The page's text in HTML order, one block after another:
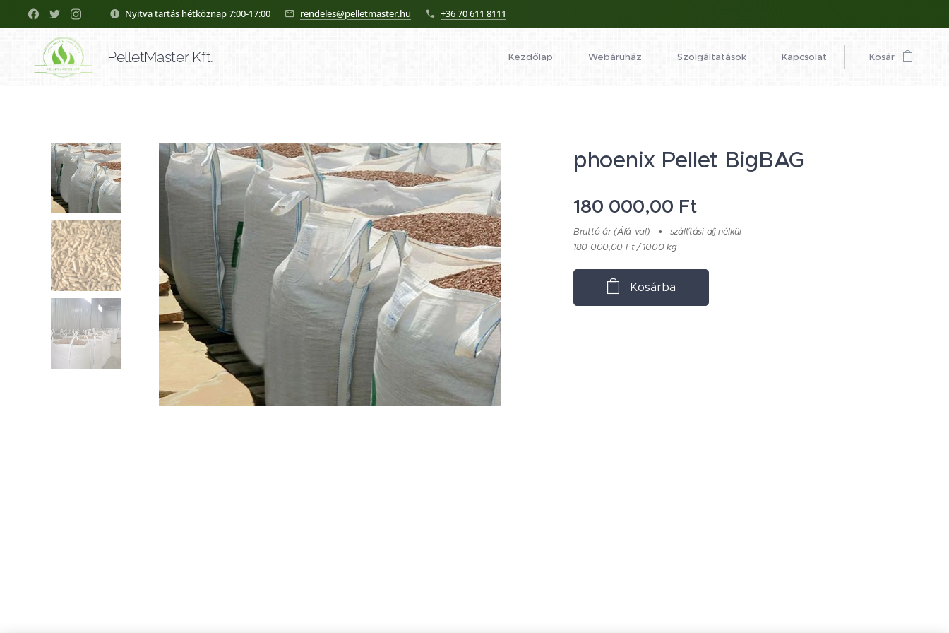
Nyitva tartás hétköznap 7:00-17:00 rendeles@pelletmaster.hu +36 70 611 8111
PelletMaster Kft. Kezdőlap Webáruház Szolgáltatások Kapcsolat Kosár
phoenix Pellet BigBAG
180 000,00 Ft
Bruttó ár (Áfá-val)
szállítási díj nélkül
180 000,00 Ft / 1000 kg
Kosárba